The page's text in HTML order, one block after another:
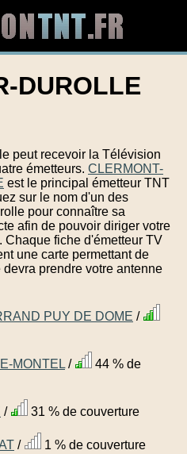
DUROLLE
peut recevoir la Télévision
émetteurs. CLERMONT-
est le principal émetteur TNT
sur le nom d'un des
pour connaître sa
afin de pouvoir diriger votre
fiche d'émetteur TV
une carte permettant de
prendre votre antenne
PUY DE DOME /
MONTEL /
44 % de
/ 31 % de couverture
/
1 % de couverture